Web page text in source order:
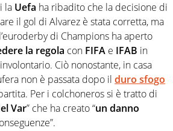
la Uefa ha ribadito che la decisione di
il gol di Alvarez è stata corretta, ma
di Champions ha aperto
la regola con FIFA e IFAB in
Ciò nonostante, in casa
non è passata dopo il duro sfogo
Per i colchoneros si è tratto di
Var” che ha creato “un danno